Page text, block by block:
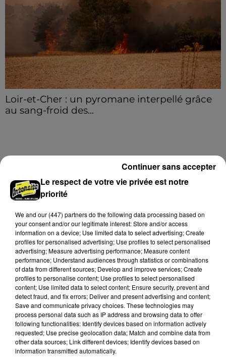
hausse...
Loir-et-Cher : un pyromane interpellé grâce
au sang-froid des...
Grâce...
Voir plus
Loir-et-Cher : un pyromane interpellé grâce
au sang-froid des...
Samedi 25 juillet, plus d'une dizaine de feux de
champs et de sous-bois ont été déclenchés dans le
Le respect de votre vie privée est notre
priorité
We and our (447) partnersdo the following data processing based on
your consent and/or our legitimate interest: Store and/or access
information on a device; Use limited data to select advertising; Create
profiles for personalised advertising; Use profiles to select personalised
advertising; Measure advertising performance; Measure content
performance; Understand audiences through statistics or combinations
of data from different sources; Develop and improve services; Create
profiles to personalise content; Use profiles to select personalised
content; Use limited data to select content; Ensure security, prevent and
detect fraud, and fix errors; Deliver and present advertising and content;
Save and communicate privacy choices. These technologies may
process personal data such as IP address and browsing data to offer
following functionalities: Identify devices based on information actively
requested; Use precise geolocation data; Match and combine data from
other data sources; Link different devices; Identify devices based on
information transmitted automatically.
Continuer sans accepter